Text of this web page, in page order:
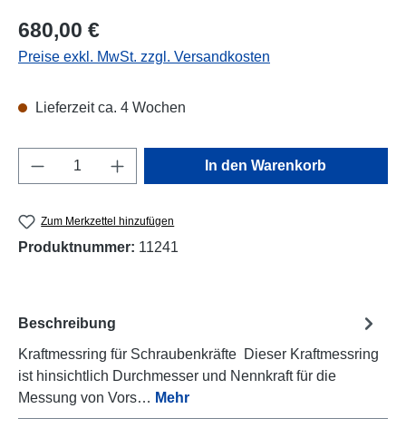
Regulärer Preis:
680,00 €
Preise exkl. MwSt. zzgl. Versandkosten
Lieferzeit ca. 4 Wochen
Produkt Anzahl: Gib den gewünschten
In den Warenkorb
Zum Merkzettel hinzufügen
Produktnummer: 11241
Beschreibung
Kraftmessring für Schraubenkräfte Dieser Kraftmessring
ist hinsichtlich Durchmesser und Nennkraft für die
Messung von Vors… Mehr